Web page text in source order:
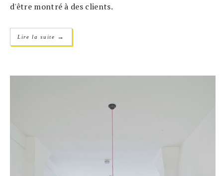
d'être montré à des clients.
Lire la suite →